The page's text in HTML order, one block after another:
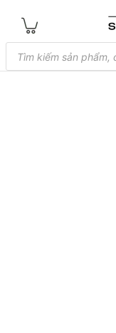
Tìm
kiếm
sản